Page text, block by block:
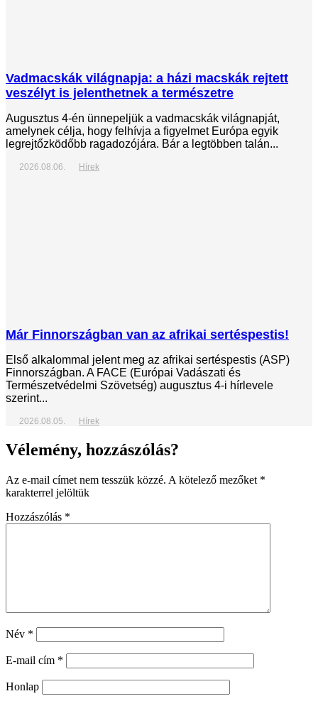
Vadmacskák világnapja: a házi macskák rejtett
veszélyt is jelenthetnek a természetre
Augusztus 4-én ünnepeljük a vadmacskák világnapját,
amelynek célja, hogy felhívja a figyelmet Európa egyik
legrejtőzködőbb ragadozójára. Bár a legtöbben talán...
2026.08.06. Hírek
Már Finnországban van az afrikai sertéspestis!
Első alkalommal jelent meg az afrikai sertéspestis (ASP)
Finnországban. A FACE (Európai Vadászati és
Természetvédelmi Szövetség) augusztus 4-i hírlevele
szerint...
2026.08.05. Hírek
Vélemény, hozzászólás?
Az e-mail címet nem tesszük közzé. A kötelező mezőket *
karakterrel jelöltük
Hozzászólás *
Név *
E-mail cím *
Honlap